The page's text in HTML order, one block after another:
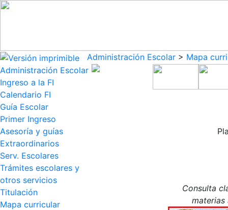
Administración Escolar > Mapa
Administración Escolar
Ingreso a la FI
Calendario FI
Guía Escolar
Primer Ingreso
Asesoría y guías
Extraordinarios
Serv. Escolares
Trámites escolares y
otros servicios
Titulación
Mapa curricular
Consulta
materias